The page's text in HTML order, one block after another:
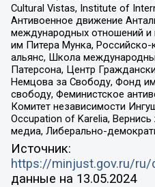
Cultural Vistas, Institute of
Антивоенное движение
международных отношений и
им Питера Мунка,
альянс, Школа
Патерсона, Центр
Немцова за Свободу, Фонд
свободу, Феминистское
Комитет независимости
Occupation of Karelia,
медиа, Либерально-
Источник:
https://minjust.gov.ru/
данные на 13.05.2024